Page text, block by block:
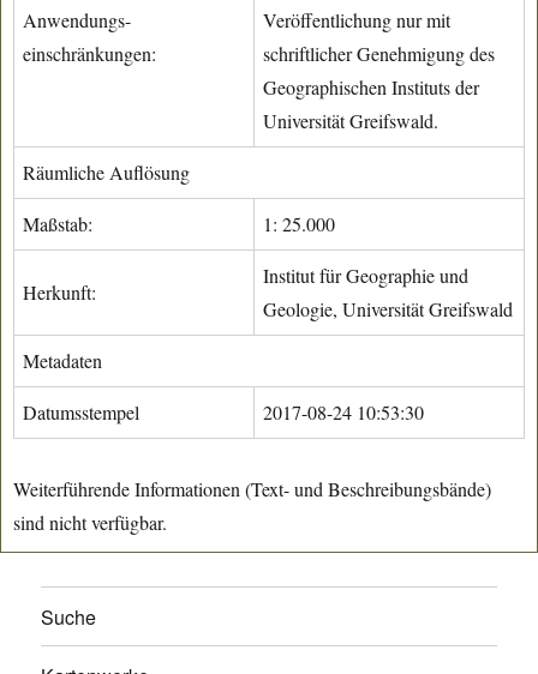
Anwendungs-
einschränkungen:
Veröffentlichung nur mit
schriftlicher Genehmigung des
Geographischen Instituts der
Universität Greifswald.
Räumliche Auflösung
Maßstab: 1: 25.000
Herkunft:
Institut für Geographie und
Geologie, Universität Greifswald
Metadaten
Datumsstempel 2017-08-24 10:53:30
Weiterführende Informationen (Text- und Beschreibungsbände)
sind nicht verfügbar.
Suche